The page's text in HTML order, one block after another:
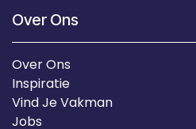
Over Ons
Over Ons
Inspiratie
Vind Je Vakman
Jobs